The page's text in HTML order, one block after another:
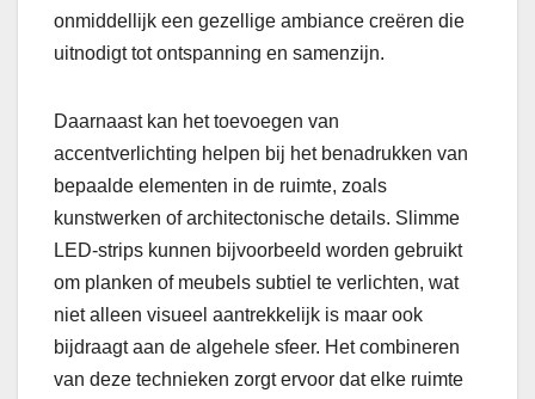
onmiddellijk een gezellige ambiance creëren die
uitnodigt tot ontspanning en samenzijn.
Daarnaast kan het toevoegen van
accentverlichting helpen bij het benadrukken van
bepaalde elementen in de ruimte, zoals
kunstwerken of architectonische details. Slimme
LED-strips kunnen bijvoorbeeld worden gebruikt
om planken of meubels subtiel te verlichten, wat
niet alleen visueel aantrekkelijk is maar ook
bijdraagt aan de algehele sfeer. Het combineren
van deze technieken zorgt ervoor dat elke ruimte